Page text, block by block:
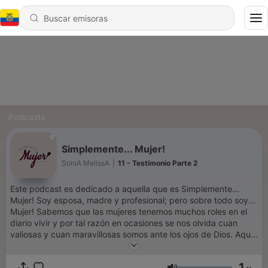
Podcasts
Simplemente... Mujer!
SoniA MelissA 11 - Testimonio Parte 2
Este podcast es dedicado a aquella que es Simplemente...
Mujer! Soy esposa, madre y profesional; pero sobre todo soy...
Mujer! Sabemos que las mujeres tenemos muchos roles en el
diario vivir y por tal razón en ocasiones se nos olvida cuan
valiosas y cuan maravillosas somos ante los ojos de Dios. Aquí
podrás encontrar un espacio en donde se hablará